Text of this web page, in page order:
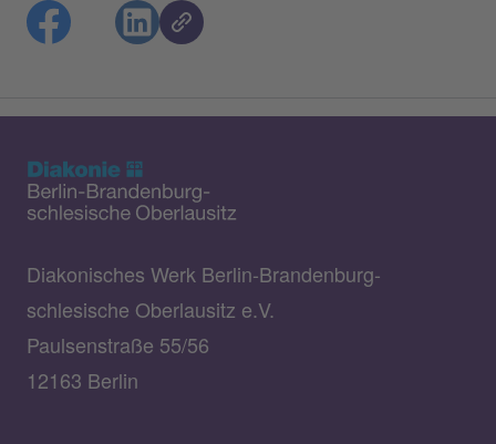
Diakonisches Werk Berlin-Brandenburg-
schlesische Oberlausitz e.V.
Paulsenstraße 55/56
12163 Berlin